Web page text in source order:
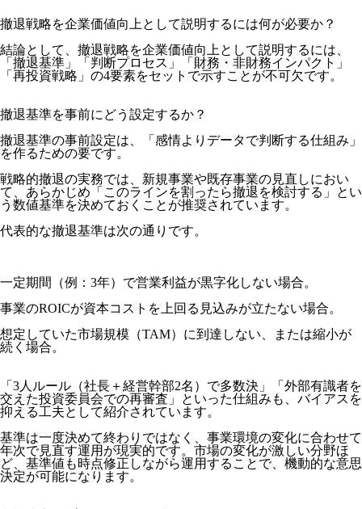
撤退戦略を企業価値向上として説明するには何が必要か？
結論として、撤退戦略を企業価値向上として説明するには、
「撤退基準」「判断プロセス」「財務・非財務インパクト」
「再投資戦略」の4要素をセットで示すことが不可欠です。
撤退基準を事前にどう設定するか？
撤退基準の事前設定は、「感情よりデータで判断する仕組み」
を作るための要です。
戦略的撤退の実務では、新規事業や既存事業の見直しにおい
て、あらかじめ「このラインを割ったら撤退を検討する」とい
う数値基準を決めておくことが推奨されています。
代表的な撤退基準は次の通りです。
一定期間（例：3年）で営業利益が黒字化しない場合。
事業のROICが資本コストを上回る見込みが立たない場合。
想定していた市場規模（TAM）に到達しない、または縮小が
続く場合。
「3人ルール（社長＋経営幹部2名）で多数決」「外部有識者を
交えた投資委員会での再審査」といった仕組みも、バイアスを
抑える工夫として紹介されています。
基準は一度決めて終わりではなく、事業環境の変化に合わせて
年次で見直す運用が現実的です。市場の変化が激しい分野ほ
ど、基準値も時点修正しながら運用することで、機動的な意思
決定が可能になります。